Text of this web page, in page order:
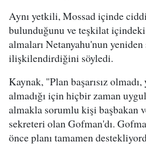
Aynı yetkili, Mossad içinde
bulunduğunu ve teşkilat
almaları Netanyahu'nun
ilişkilendirdiğini söyledi.
Kaynak, "Plan başarısız olmadı,
almadığı için hiçbir zaman
almakla sorumlu kişi başbakan
sekreteri olan Gofman'dı.
önce planı tamamen